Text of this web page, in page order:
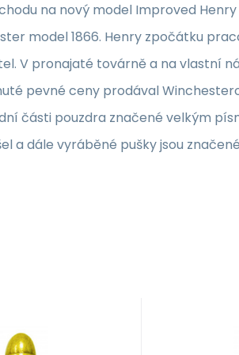
na nový model Improved
model 1866. Henry zpočátku
V pronajaté továrně a na vlastní
pevné ceny prodával
části pouzdra značené velkým
a dále vyráběné pušky jsou značené
Kód:A66161
dod.:
EAN:lor54
24 měsíců
20Kč
cca 3 dny